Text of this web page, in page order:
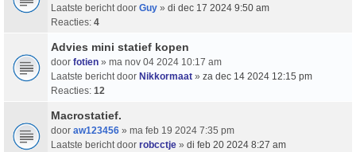
Laatste bericht door Guy » di dec 17 2024 9:50 am
Reacties: 4
Advies mini statief kopen
door fotien » ma nov 04 2024 10:17 am
Laatste bericht door Nikkormaat » za dec 14 2024 12:15 pm
Reacties: 12
Macrostatief.
door aw123456 » ma feb 19 2024 7:35 pm
Laatste bericht door robcctje » di feb 20 2024 8:27 am